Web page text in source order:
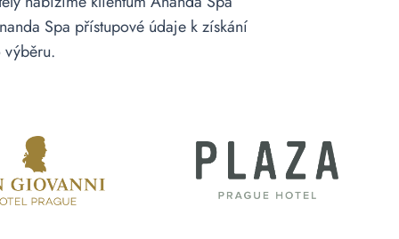
Spa přístupové údaje k získání
výběru.